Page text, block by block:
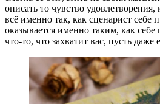
описать то чувство
всё именно так, как сценарист себе
оказывается именно таким, как
что-то, что захватит вас, пусть